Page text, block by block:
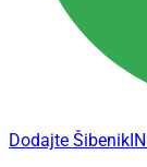
Dodajte